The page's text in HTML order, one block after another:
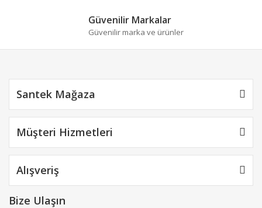
Güvenilir Markalar
Güvenilir marka ve ürünler
Santek Mağaza
Müşteri Hizmetleri
Alışveriş
Bize Ulaşın